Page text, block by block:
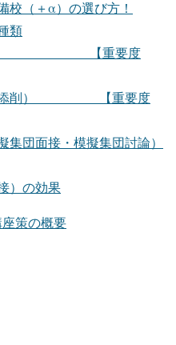
校（＋α）の選び方！
類
学） 【重要度
（添削） 【重要度
団面接・模擬集団討論）
）の効果
策の概要